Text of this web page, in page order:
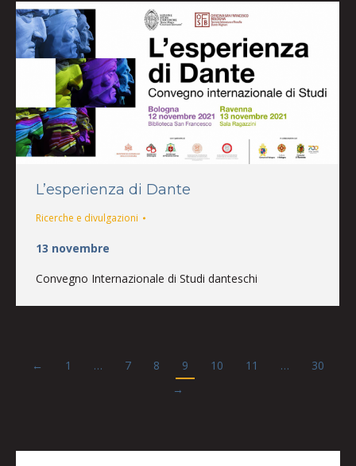
L’esperienza di Dante
Ricerche e divulgazioni
13 novembre
Convegno Internazionale di Studi danteschi
← 1 … 7 8 9 10 11 …
30
→